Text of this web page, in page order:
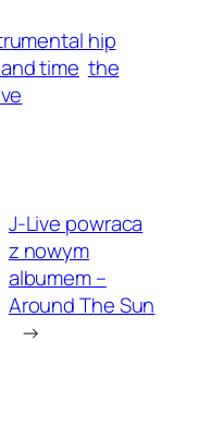
hip
time the
J-Live powraca
z nowym
albumem –
Around The Sun
→